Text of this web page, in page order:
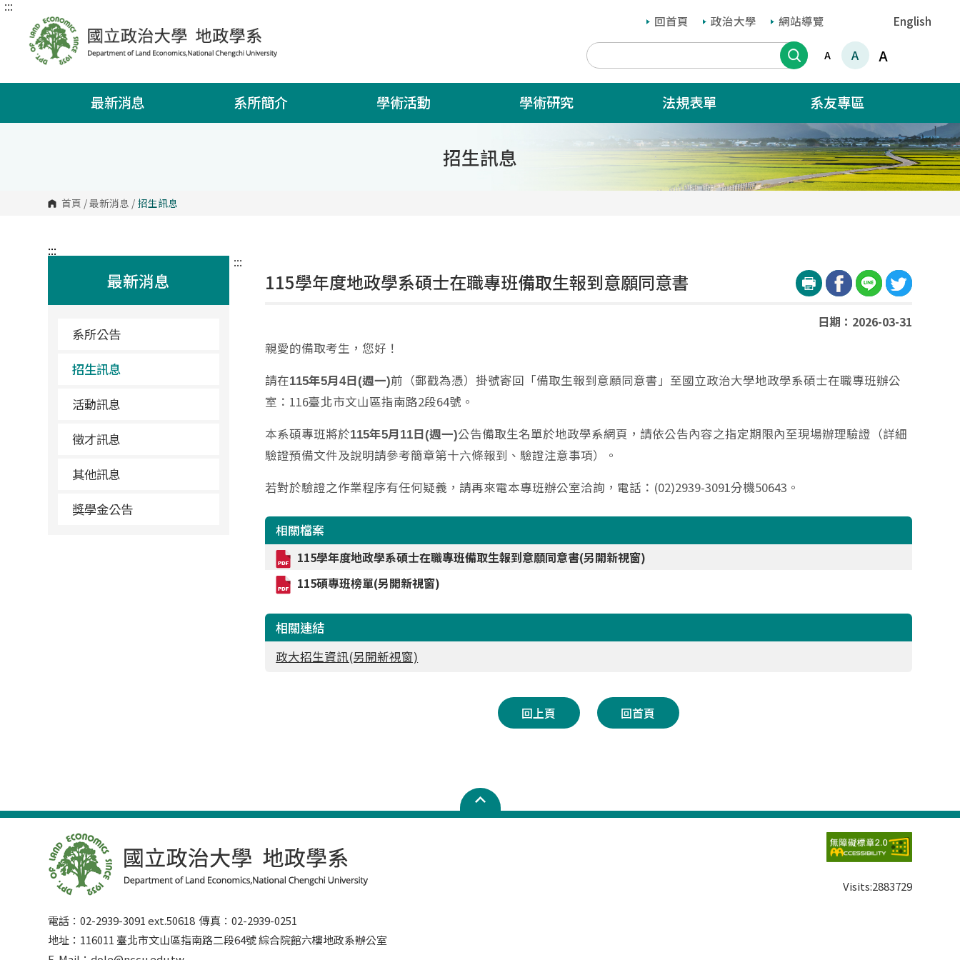
跳
塊
:::
回首頁 政治大學 網站導覽 English
搜尋A A A
最新消息 系所簡介 學術活動 學術研究 法規表單 系友專區
招生訊息
首頁 /最新消息 / 招生訊息
:::
最新消息
系所公告
招生訊息
活動訊息
徵才訊息
其他訊息
獎學金公告
:::
115學年度地政學系碩士在職專班備取生報到意願同意書
日期：2026-03-31
親愛的備取考生，您好！
請在115年5月4日(週一)前（郵戳為憑）掛號寄回「備取生報到意願同意書」至國立政治大學地政學系碩士在職專班辦公
室：116臺北市文山區指南路2段64號。
本系碩專班將於115年5月11 日(週一)公告備取生名單於地政學系網頁，請依公告內容之指定期限內至現場辦理驗證（詳細
驗證預備文件及說明請參考簡章第十六條報到、驗證注意事項）。
若對於驗證之作業程序有任何疑義，請再來電本專班辦公室洽詢，電話：(02)2939-3091分機50643。
相關檔案
115學年度地政學系碩士在職專班備取生報到意願同意書(另開新視窗)
115碩專班榜單(另開新視窗)
相關連結
政大招生資訊(另開新視窗)
回上頁 回首頁
電話：02-2939-3091 ext.50618 傳真：02-2939-0251
地址：116011 臺北市文山區指南路二段64號 綜合院館六樓地政系辦公室
Visits:2883729